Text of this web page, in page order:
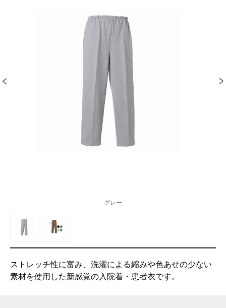
グレー
ストレッチ性に富み、洗濯による縮みや色あせの少ない
素材を使用した新感覚の入院着・患者衣です。